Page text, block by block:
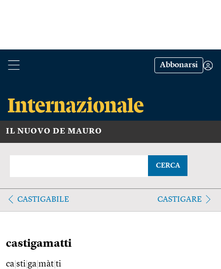
Abbonarsi
IL NUOVO DE MAURO
CERCA
CASTIGABILE CASTIGARE
castigamatti
ca sti ga màt ti